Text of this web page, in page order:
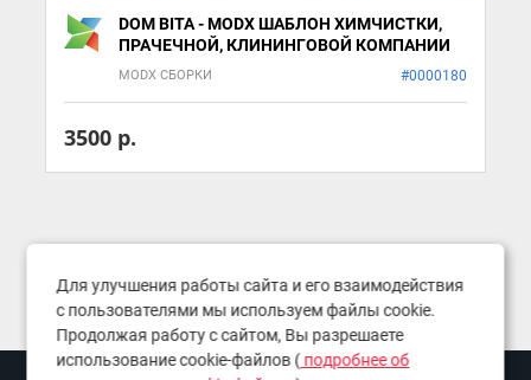
DOM BITA - MODX ШАБЛОН ХИМЧИСТКИ,
ПРАЧЕЧНОЙ, КЛИНИНГОВОЙ КОМПАНИИ
MODX СБОРКИ #0000180
3500 р.
Для улучшения работы сайта и его взаимодействия
с пользователями мы используем файлы cookie.
Продолжая работу с сайтом, Вы разрешаете
использование cookie-файлов ( подробнее об